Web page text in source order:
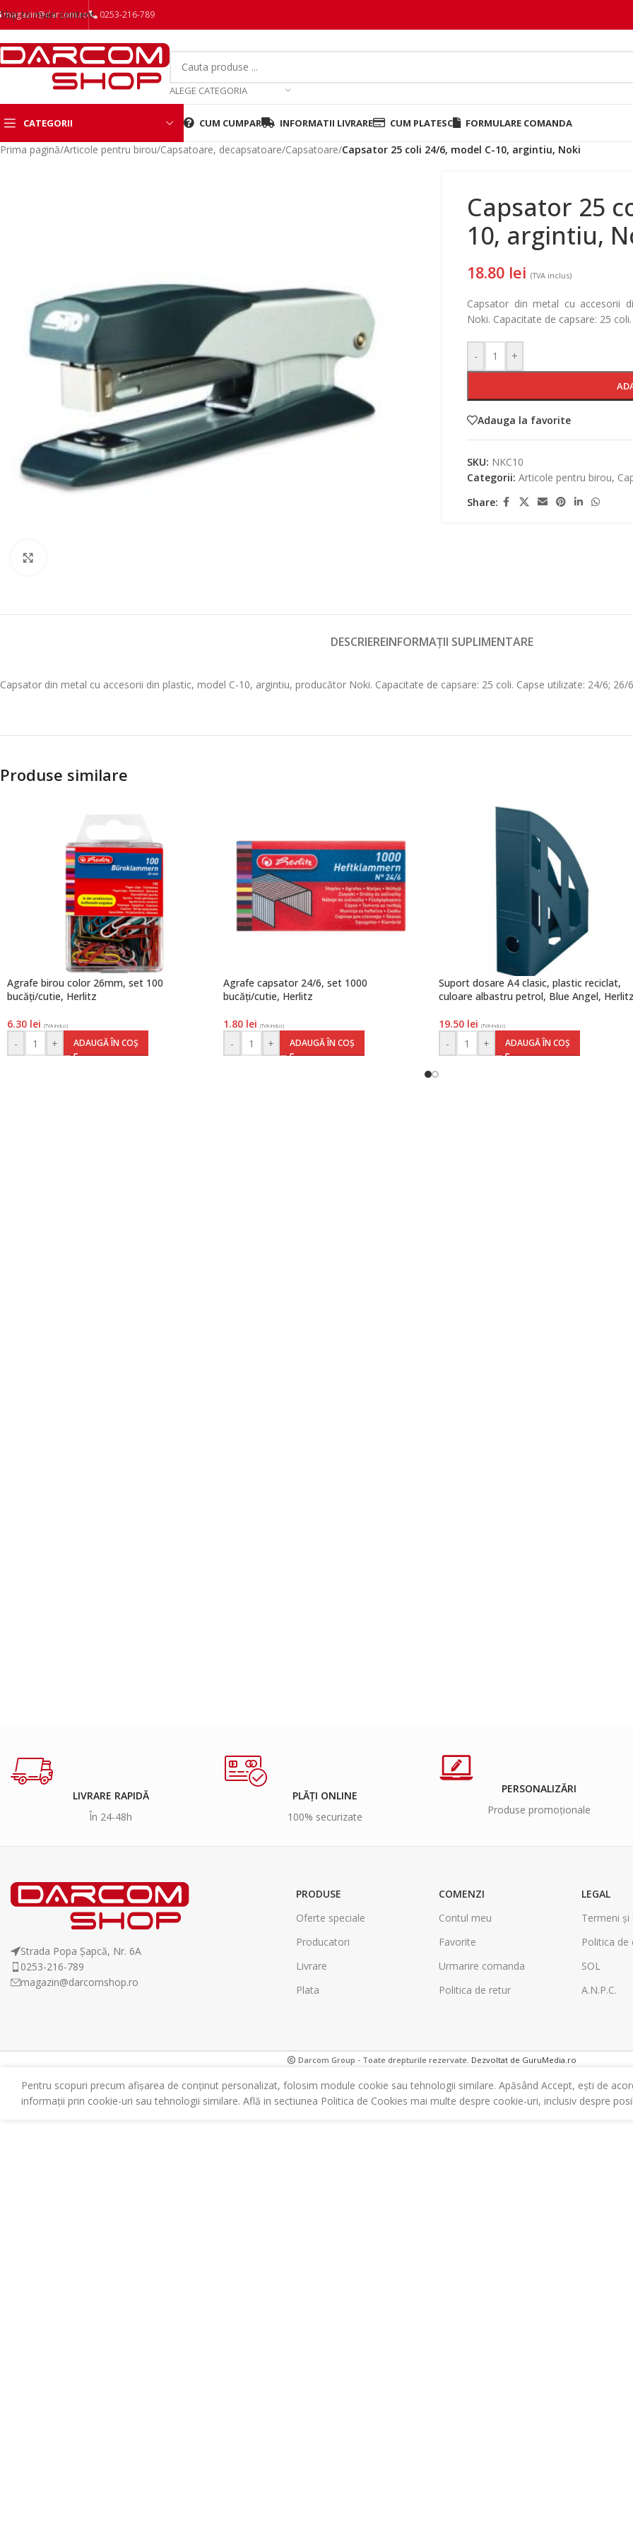
Skip to main content
magazin@darcom.ro 0253-216-789
ALEGE CATEGORIA
CATEGORII CUM CUMPAR INFORMATII LIVRARE CUM PLATESC FORMULARE COMANDA
Prima pagină/Articole pentru birou/Capsatoare, decapsatoare/Capsatoare/Capsator 25 coli 24/6, model C-10, argintiu, Noki
Capsator 25
10, argintiu,
18.80 lei (TVA inclus)
Capsator din metal cu accesorii
Noki. Capacitate de capsare: 25
- +
Adauga la favorite
SKU: NKC10
Categorii: Articole pentru birou,
Share:
DESCRIEREINFORMAȚII SUPLIMENTARE
Capsator din metal cu accesorii din plastic, model C-10, argintiu, producător Noki. Capacitate de capsare: 25 coli. Capse utilizate: 24/6; 26/
Produse similare
Agrafe birou color 26mm, set 100
bucăți/cutie, Herlitz
6.30 lei (TVA inclus)
- + ADAUGĂ ÎN COȘ
Agrafe capsator 24/6, set 1000
bucăți/cutie, Herlitz
1.80 lei (TVA inclus)
- + ADAUGĂ ÎN COȘ
Suport dosare A4 clasic, plastic reciclat,
culoare albastru petrol, Blue Angel,
19.50 lei (TVA inclus)
- + ADAUGĂ ÎN COȘ
LIVRARE RAPIDĂ
În 24-48h
PLĂȚI ONLINE
100% securizate
PERSONALIZĂRI
Produse promoționale
Strada Popa Șapcă, Nr. 6A
0253-216-789
magazin@darcomshop.ro
PRODUSE
Oferte speciale
Producatori
Livrare
Plata
COMENZI
Contul meu
Favorite
Urmarire comanda
Politica de retur
LEGAL
Termeni și
Politica
SOL
A.N.P.C.
Darcom Group - Toate drepturile rezervate. Dezvoltat de GuruMedia.ro
Pentru scopuri precum afișarea de conținut personalizat, folosim module cookie sau tehnologii similare. Apăsând Accept, ești de
informații prin cookie-uri sau tehnologii similare. Află in sectiunea Politica de Cookies mai multe despre cookie-uri, inclusiv despre